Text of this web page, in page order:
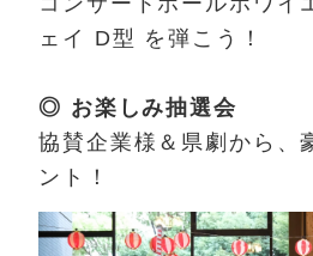
ェイ D型 を弾こう！
◎ お楽しみ抽選会
協賛企業様＆県劇から、
ント！